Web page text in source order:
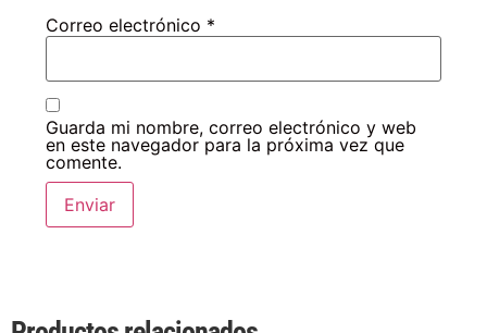
Correo electrónico *
Guarda mi nombre, correo electrónico y web
en este navegador para la próxima vez que
comente.